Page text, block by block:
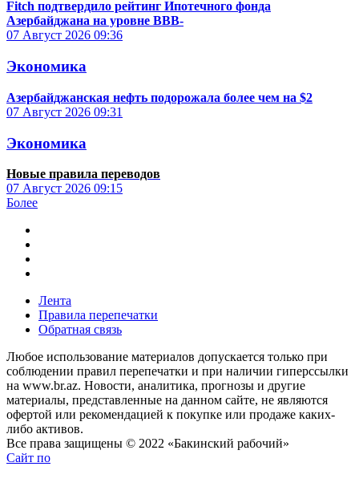
Fitch подтвердило рейтинг Ипотечного фонда
Азербайджана на уровне BBB-
07 Август 2026 09:36
Экономика
Азербайджанская нефть подорожала более чем на $2
07 Август 2026 09:31
Экономика
Новые правила переводов
07 Август 2026 09:15
Более
Лента
Правила перепечатки
Обратная связь
Любое использование материалов допускается только при
соблюдении правил перепечатки и при наличии гиперссылки
на www.br.az. Новости, аналитика, прогнозы и другие
материалы, представленные на данном сайте, не являются
офертой или рекомендацией к покупке или продаже каких-
либо активов.
Все права защищены © 2022 «Бакинский рабочий»
Сайт по